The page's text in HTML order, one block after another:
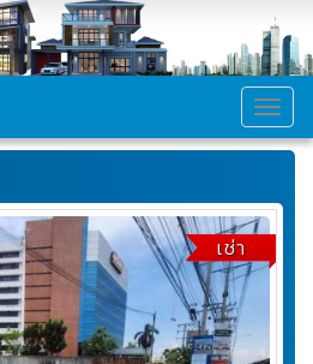
MENU
เช่า